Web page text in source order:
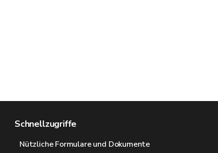
Schnellzugriffe
Nützliche Formulare und Dokumente